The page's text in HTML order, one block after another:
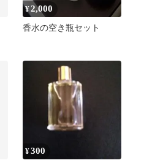
¥2,000
香水の空き瓶セット
¥300